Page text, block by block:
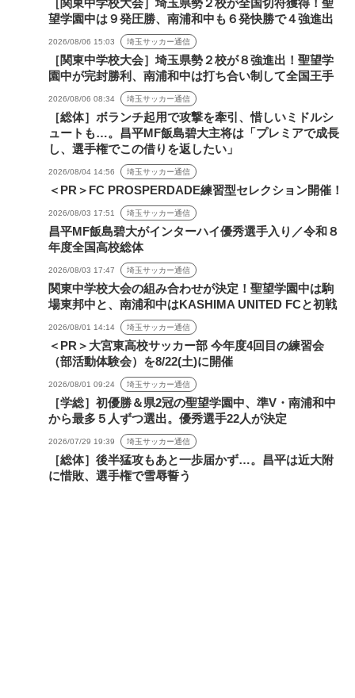
望学園中は９発圧勝、南浦和中も６発快勝で４強進出
2026/08/06 15:03 埼玉サッカー通信
［関東中学校大会］埼玉県勢２校が８強進出！聖望学
園中が完封勝利、南浦和中は打ち合い制して全国王手
2026/08/06 08:34 埼玉サッカー通信
［総体］ボランチ起用で攻撃を牽引、惜しいミドルシ
ュートも…。昌平MF飯島碧大主将は「プレミアで成長
し、選手権でこの借りを返したい」
2026/08/04 14:56 埼玉サッカー通信
＜PR＞FC PROSPERDADE練習型セレクション開催！
2026/08/03 17:51 埼玉サッカー通信
昌平MF飯島碧大がインターハイ優秀選手入り／令和８
年度全国高校総体
2026/08/03 17:47 埼玉サッカー通信
関東中学校大会の組み合わせが決定！聖望学園中は駒
場東邦中と、南浦和中はKASHIMA UNITED FCと初戦
2026/08/01 14:14 埼玉サッカー通信
＜PR＞大宮東高校サッカー部 今年度4回目の練習会
（部活動体験会）を8/22(土)に開催
2026/08/01 09:24 埼玉サッカー通信
［学総］初優勝＆県2冠の聖望学園中、準V・南浦和中
から最多５人ずつ選出。優秀選手22人が決定
2026/07/29 19:39 埼玉サッカー通信
［総体］後半猛攻もあと一歩届かず…。昌平は近大附
に惜敗、選手権で雪辱誓う